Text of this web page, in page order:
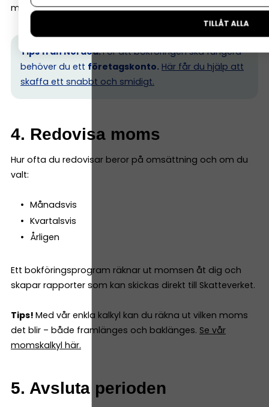
matchningen enkel.
Tips från Nordea:För att bokföringen ska fungera
behöver du ett företagskonto. Här får du hjälp att
skaffa ett snabbt och smidigt.
4. Redovisa moms
Hur ofta du redovisar beror på omsättning och om du
valt:
Månadsvis
Kvartalsvis
Årligen
Ett bokföringsprogram räknar ut momsen åt dig och
skapar rapporter som kan skickas direkt till Skatteverket.
Tips! Med vår enkla kalkyl kan du räkna ut vilken moms
det blir – både framlänges och baklänges. Se vår
momskalkyl här.
5. Avsluta perioden
TILLÅT ALLA